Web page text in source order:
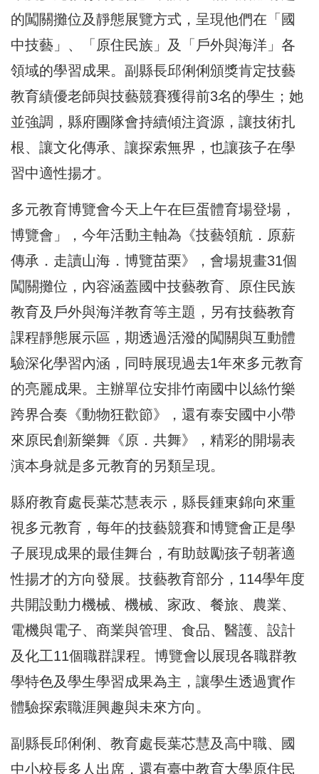
的闖關攤位及靜態展覽方式，呈現他們在「國
中技藝」、「原住民族」及「戶外與海洋」各
領域的學習成果。副縣長邱俐俐頒獎肯定技藝
教育績優老師與技藝競賽獲得前3名的學生；她
並強調，縣府團隊會持續傾注資源，讓技術扎
根、讓文化傳承、讓探索無界，也讓孩子在學
習中適性揚才。
多元教育博覽會今天上午在巨蛋體育場登場，
博覽會」，今年活動主軸為《技藝領航．原薪
傳承．走讀山海．博覽苗栗》，會場規畫31個
闖關攤位，內容涵蓋國中技藝教育、原住民族
教育及戶外與海洋教育等主題，另有技藝教育
課程靜態展示區，期透過活潑的闖關與互動體
驗深化學習內涵，同時展現過去1年來多元教育
的亮麗成果。主辦單位安排竹南國中以絲竹樂
跨界合奏《動物狂歡節》，還有泰安國中小帶
來原民創新樂舞《原．共舞》，精彩的開場表
演本身就是多元教育的另類呈現。
縣府教育處長葉芯慧表示，縣長鍾東錦向來重
視多元教育，每年的技藝競賽和博覽會正是學
子展現成果的最佳舞台，有助鼓勵孩子朝著適
性揚才的方向發展。技藝教育部分，114學年度
共開設動力機械、機械、家政、餐旅、農業、
電機與電子、商業與管理、食品、醫護、設計
及化工11個職群課程。博覽會以展現各職群教
學特色及學生學習成果為主，讓學生透過實作
體驗探索職涯興趣與未來方向。
副縣長邱俐俐、教育處長葉芯慧及高中職、國
中小校長多人出席，還有臺中教育大學原住民